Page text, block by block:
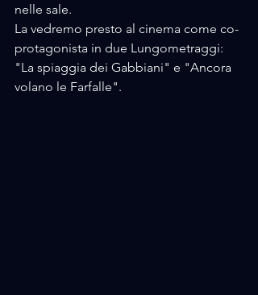
nelle sale.
La vedremo presto al cinema come co-
protagonista in due Lungometraggi:
"La spiaggia dei Gabbiani" e "Ancora
volano le Farfalle".